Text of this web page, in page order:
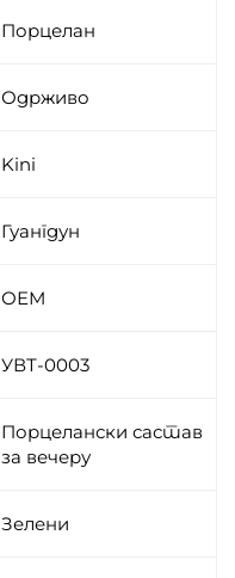
Порцелан
Одрживо
Kini
Гуангдун
ОЕМ
УВТ-0003
Порцелански састав
за вечеру
Зелени